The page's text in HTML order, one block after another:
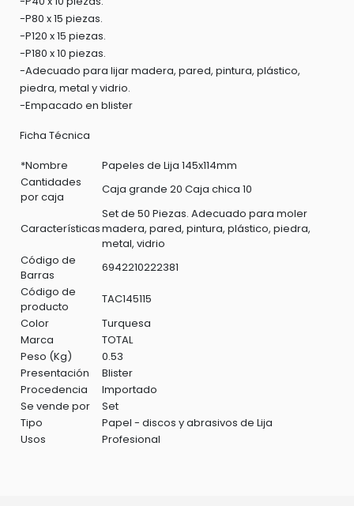
-P80 x 15 piezas.
-P120 x 15 piezas.
-P180 x 10 piezas.
-Adecuado para lijar madera, pared, pintura, plástico,
piedra, metal y vidrio.
-Empacado en blister
Ficha Técnica
*Nombre
Papeles de Lija 145x114mm
Cantidades
por caja
Caja grande 20 Caja chica 10
Características
Set de 50 Piezas. Adecuado para moler
madera, pared, pintura, plástico, piedra,
metal, vidrio
Código de
Barras
6942210222381
Código de
producto
TAC145115
Color
Turquesa
Marca
TOTAL
Peso (Kg)
0.53
Presentación
Blister
Procedencia
Importado
Se vende por
Set
Tipo
Papel - discos y abrasivos de Lija
Usos
Profesional